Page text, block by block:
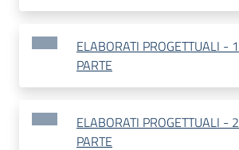
ELABORATI PROGETTUALI - 1
PARTE
ELABORATI PROGETTUALI - 2
PARTE